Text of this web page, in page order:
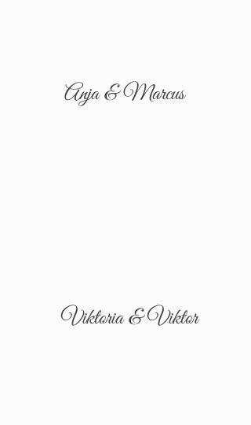
Anja & Marcus
Viktoria & Viktor